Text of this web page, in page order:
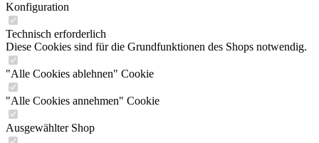
Konfiguration
Technisch erforderlich
Diese Cookies sind für die Grundfunktionen des Shops notwendig.
"Alle Cookies ablehnen" Cookie
"Alle Cookies annehmen" Cookie
Ausgewählter Shop